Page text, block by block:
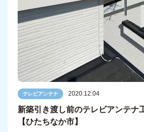
テレビアンテナ 2020.12.04
新築引き渡し前のテレビアンテナ
【ひたちなか市】